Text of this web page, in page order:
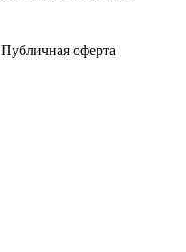
Публичная оферта